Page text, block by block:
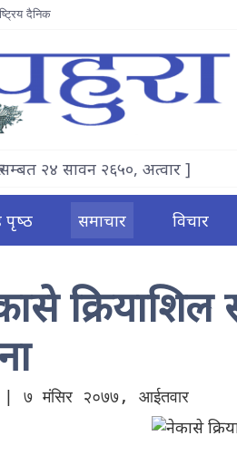
दैनिक
सम्बत २४ सावन २६५०, अत्वार ]
पृष्‍ठ समाचार विचार
क्रियाशिल
| ७ मंसिर २०७७, आईतवार